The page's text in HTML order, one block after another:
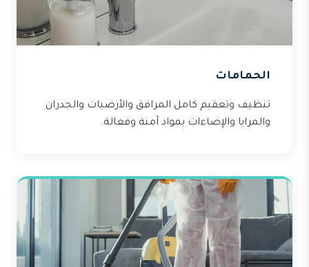
الحمامات
تنظيف وتعقيم كامل المرافق والأرضيات والجدران
والمرايا والإضاءات بمواد آمنة وفعالة.